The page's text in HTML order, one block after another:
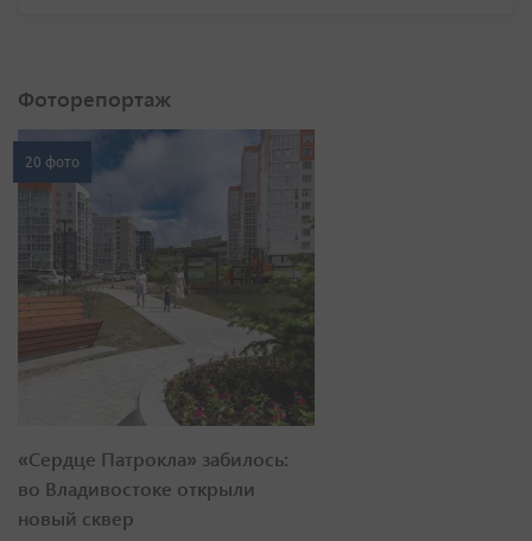
Фоторепортаж
20 фото
«Сердце Патрокла» забилось:
во Владивостоке открыли
новый сквер